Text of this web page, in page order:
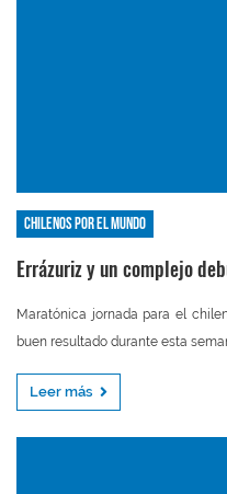
Chilenos por el mundo
Errázuriz y un complejo
Maratónica jornada para el
buen resultado durante esta
Leer más